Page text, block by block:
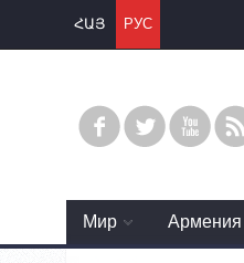
ՀԱՅ РУС
Mир Армения